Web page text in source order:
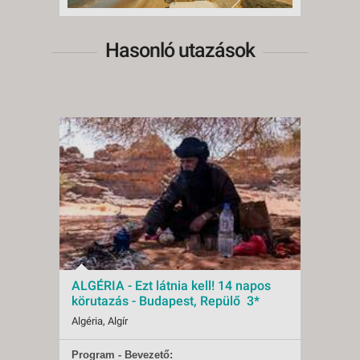
Hasonló utazások
ALGÉRIA - Ezt látnia kell! 14 napos
körutazás - Budapest, Repülő 3*
Algéria, Algír
Indulások: 2026.11.09-tól
Program - Bevezető: